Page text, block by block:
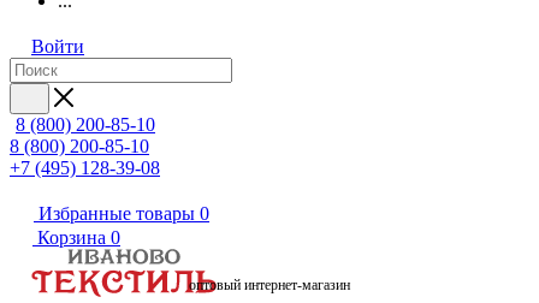
Войти
8 (800) 200-85-10
8 (800) 200-85-10
+7 (495) 128-39-08
Избранные товары 0
Корзина 0
оптовый интернет-магазин